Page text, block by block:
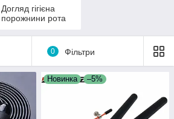
Догляд гігієна
порожнини рота
0 Фільтри
Новинка –5%